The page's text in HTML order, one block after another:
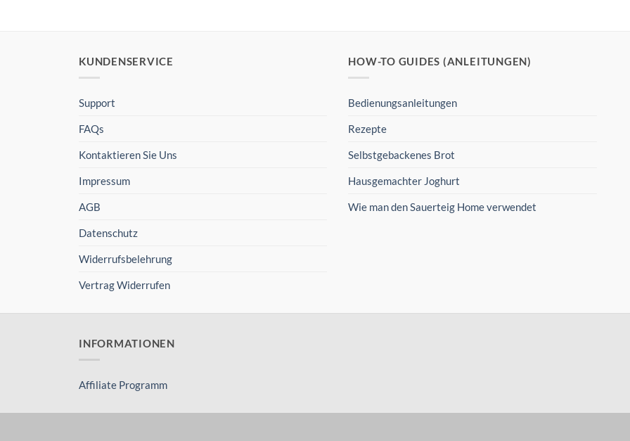
KUNDENSERVICE
Support
FAQs
Kontaktieren Sie Uns
Impressum
AGB
Datenschutz
Widerrufsbelehrung
Vertrag Widerrufen
HOW-TO GUIDES (ANLEITUNGEN)
Bedienungsanleitungen
Rezepte
Selbstgebackenes Brot
Hausgemachter Joghurt
Wie man den Sauerteig Home verwendet
INFORMATIONEN
Affiliate Programm